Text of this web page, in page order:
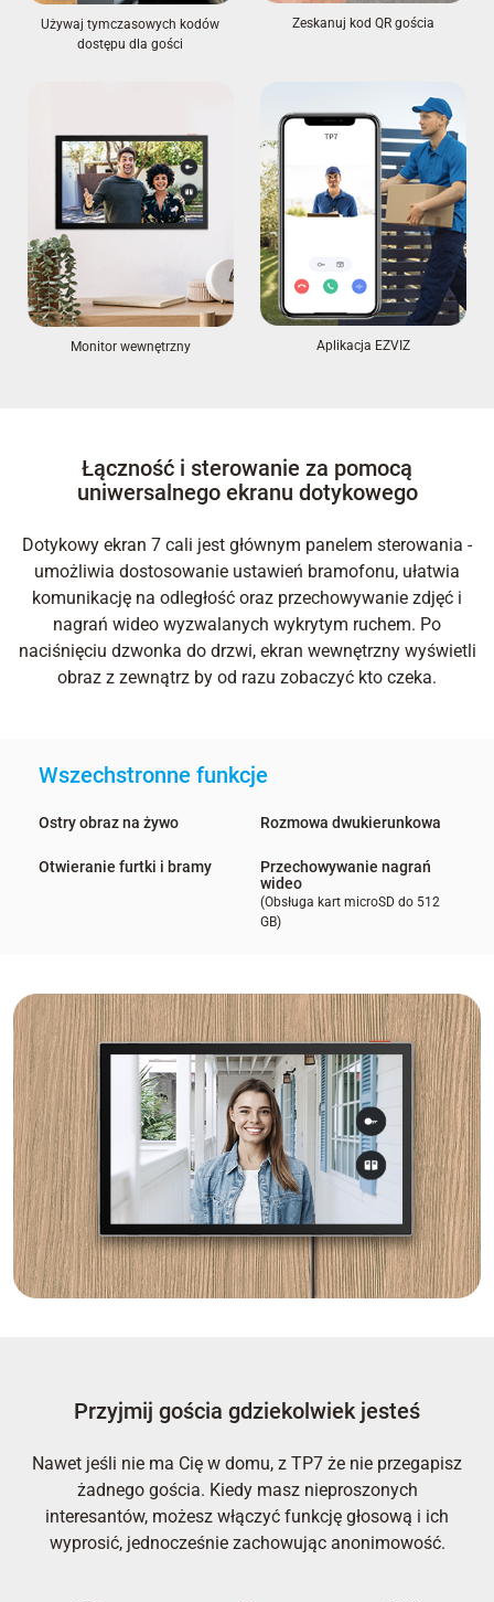
Używaj tymczasowych kodów
dostępu dla gości
Zeskanuj kod QR gościa
Monitor wewnętrzny Aplikacja EZVIZ
Łączność i sterowanie za pomocą
uniwersalnego ekranu dotykowego
Dotykowy ekran 7 cali jest głównym panelem sterowania -
umożliwia dostosowanie ustawień bramofonu, ułatwia
komunikację na odległość oraz przechowywanie zdjęć i
nagrań wideo wyzwalanych wykrytym ruchem. Po
naciśnięciu dzwonka do drzwi, ekran wewnętrzny wyświetli
obraz z zewnątrz by od razu zobaczyć kto czeka.
Wszechstronne funkcje
Ostry obraz na żywo Rozmowa dwukierunkowa
Otwieranie furtki i bramy
Przechowywanie nagrań
wideo
(Obsługa kart microSD do 512
GB)
Przyjmij gościa gdziekolwiek jesteś
Nawet jeśli nie ma Cię w domu, z TP7 że nie przegapisz
żadnego gościa. Kiedy masz nieproszonych
interesantów, możesz włączyć funkcję głosową i ich
wyprosić, jednocześnie zachowując anonimowość.